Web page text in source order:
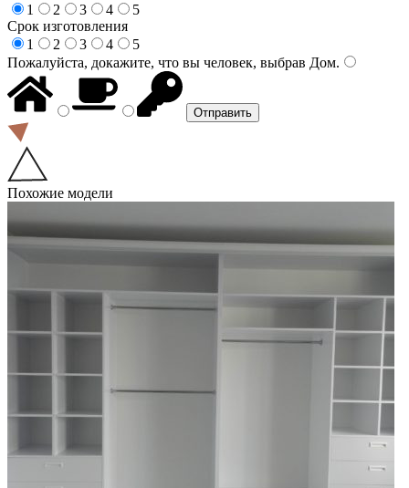
1
2 3 4
5
Срок изготовления
1
2 3 4
5
Пожалуйста, докажите, что вы человек, выбрав Дом.
Похожие модели